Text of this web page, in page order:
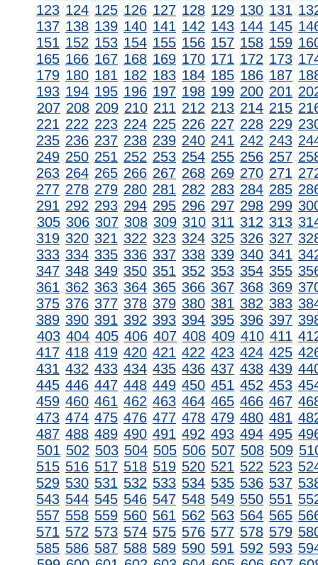
123 124 125 126 127 128 129 130 131
137 138 139 140 141 142 143 144 145
151 152 153 154 155 156 157 158 159
165 166 167 168 169 170 171 172 173
179 180 181 182 183 184 185 186 187
193 194 195 196 197 198 199 200 201
207 208 209 210 211 212 213 214 215
221 222 223 224 225 226 227 228 229
235 236 237 238 239 240 241 242 243
249 250 251 252 253 254 255 256 257
263 264 265 266 267 268 269 270 271
277 278 279 280 281 282 283 284 285
291 292 293 294 295 296 297 298 299
305 306 307 308 309 310 311 312 313
319 320 321 322 323 324 325 326 327
333 334 335 336 337 338 339 340 341
347 348 349 350 351 352 353 354 355
361 362 363 364 365 366 367 368 369
375 376 377 378 379 380 381 382 383
389 390 391 392 393 394 395 396 397
403 404 405 406 407 408 409 410 411
417 418 419 420 421 422 423 424 425
431 432 433 434 435 436 437 438 439
445 446 447 448 449 450 451 452 453
459 460 461 462 463 464 465 466 467
473 474 475 476 477 478 479 480 481
487 488 489 490 491 492 493 494 495
501 502 503 504 505 506 507 508 509
515 516 517 518 519 520 521 522 523
529 530 531 532 533 534 535 536 537
543 544 545 546 547 548 549 550 551
557 558 559 560 561 562 563 564 565
571 572 573 574 575 576 577 578 579
585 586 587 588 589 590 591 592 593